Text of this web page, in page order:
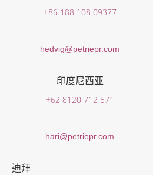
+86 188 108 09377
hedvig@petriepr.com
印度尼西亚
+62 8120 712 571
hari@petriepr.com
迪拜